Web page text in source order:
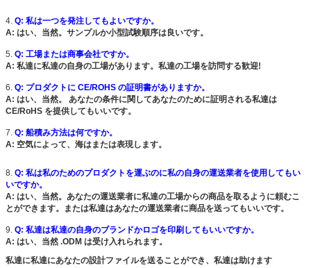
4. Q: 私は一つを発注してもよいですか。
A: はい、当然。サンプルか小型試験順序は良いです。
5. Q: 工場または商事会社ですか。
A: 私達に私達の自身の工場があります。私達の工場を訪問する歓迎!
6. Q: プロダクトに CE/ROHS の証明書がありますか。
A: はい、当然。 あなたの条件に関してあなたのために証明される私達は
CE/RoHS を提供してもいいです。
7. Q: 船積み方法は何ですか。
A: 空気によって、海はまたは表現します。
8. Q: 私は私のためのプロダクトを運ぶのに私の自身の運送業者を使用してもい
いですか。
A: はい、当然。あなたの運送業者に私達の工場からの商品を取るように頼むこ
とができます。または私達はあなたの運送業者に商品を送ってもいいです。
9. Q: 私達は私達の自身のブランドかロゴを印刷してもいいですか。
A: はい、当然 .ODM は受け入れられます。
私達に私達にあなたの設計ファイルを送ることができ、私達は助けます